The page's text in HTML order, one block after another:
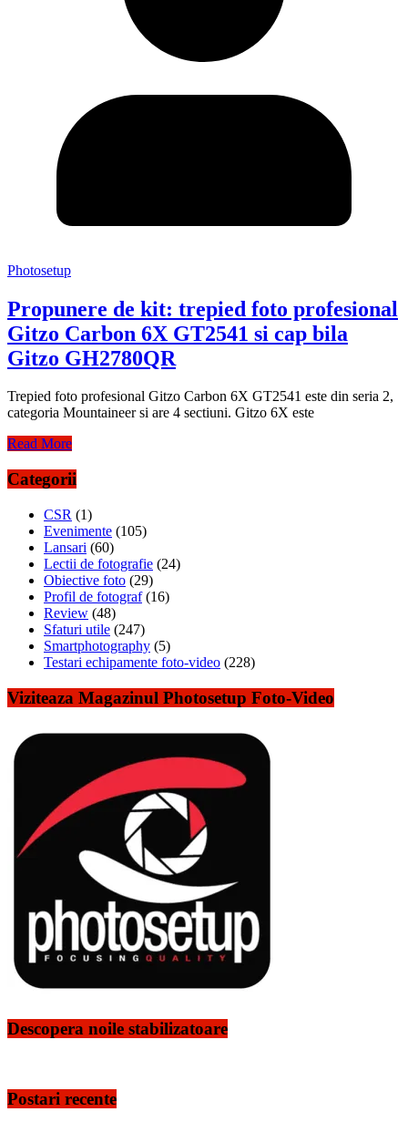
Photosetup
Propunere de kit: trepied foto profesional
Gitzo Carbon 6X GT2541 si cap bila
Gitzo GH2780QR
Trepied foto profesional Gitzo Carbon 6X GT2541 este din seria 2,
categoria Mountaineer si are 4 sectiuni. Gitzo 6X este
Read More
Categorii
CSR (1)
Evenimente (105)
Lansari (60)
Lectii de fotografie (24)
Obiective foto (29)
Profil de fotograf(16)
Review (48)
Sfaturi utile (247)
Smartphotography (5)
Testari echipamente foto-video (228)
Viziteaza Magazinul Photosetup Foto-Video
Descopera noile stabilizatoare
Postari recente